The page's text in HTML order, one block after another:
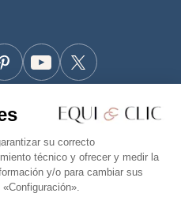
su correcto
técnico y ofrecer y medir la
y/o para cambiar sus
Twitter
YouTube
Pinterest